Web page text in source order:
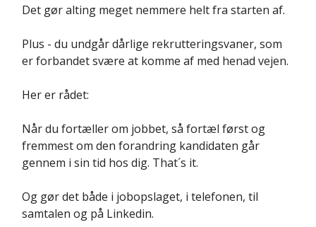
Det gør alting meget nemmere helt fra starten af.
Plus - du undgår dårlige rekrutteringsvaner, som
er forbandet svære at komme af med henad vejen.
Her er rådet:
Når du fortæller om jobbet, så fortæl først og
fremmest om den forandring kandidaten går
gennem i sin tid hos dig. That´s it.
Og gør det både i jobopslaget, i telefonen, til
samtalen og på Linkedin.